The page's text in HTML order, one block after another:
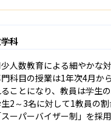
科
人数教育による細やかな
科目の授業は1年次4月か
ことになり、教員は学生
2～3名に対して1教員の
スーパーバイザー制」を採